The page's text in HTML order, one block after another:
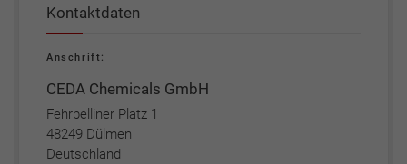
Kontaktdaten
Anschrift:
CEDA Chemicals GmbH
Fehrbelliner Platz 1
48249 Dülmen
Deutschland